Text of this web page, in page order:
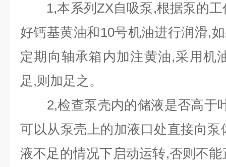
1,本系列ZX自吸泵,根据泵的工
好钙基黄油和10号机油进行润滑,
定期向轴承箱内加注黄油,采用机
足,则加足之。
2,检查泵壳内的储液是否高于
可以从泵壳上的加液口处直接向
液不足的情况下启动运转,否则不